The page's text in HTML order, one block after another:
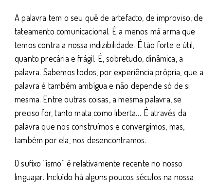
A palavra tem o seu quê de artefacto, de improviso, de
tateamento comunicacional. É a menos má arma que
temos contra a nossa indizibilidade. É tão forte e útil,
quanto precária e frágil. É, sobretudo, dinâmica, a
palavra. Sabemos todos, por experiência própria, que a
palavra é também ambígua e não depende só de si
mesma. Entre outras coisas, a mesma palavra, se
preciso for, tanto mata como liberta… É através da
palavra que nos construímos e convergimos, mas,
também por ela, nos desencontramos.
O sufixo “ismo” é relativamente recente no nosso
linguajar. Incluído há alguns poucos séculos na nossa